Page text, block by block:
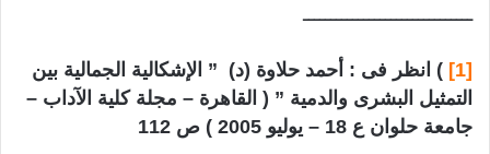
ـــــــــــــــــــــــــــــــ
[1]
) انظر فى : أحمد حلاوة (د) ” الإشكالية الجمالية بين
التمثيل البشرى والدمية ” ( القاهرة – مجلة كلية الآداب –
جامعة حلوان ع 18 – يوليو 2005 ) ص 112